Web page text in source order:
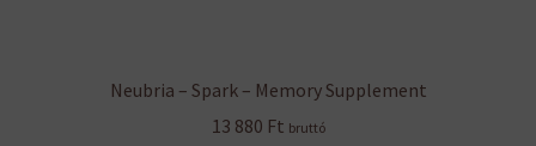
Neubria – Spark – Memory Supplement
13 880 Ft bruttó